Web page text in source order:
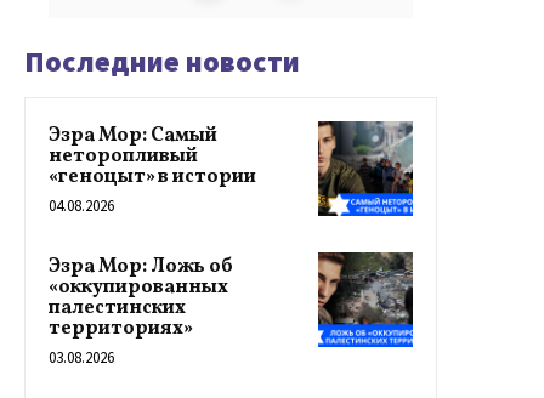
Последние новости
Эзра Мор: Самый
неторопливый
«геноцыт» в истории
04.08.2026
Эзра Мор: Ложь об
«оккупированных
палестинских
территориях»
03.08.2026